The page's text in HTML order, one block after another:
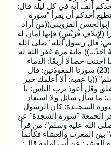
ألف آية في كل ليلة قال:
أحدكم أن يقرأ "سورة
قال ابوالحسن القزوينى((من أراد
قُرَيْشٍ) فإنها أمان له
الإخلاص: قال رسول الله "صلى الله
مائة مرة غفر الله له
خصالًا أربعًا: الدماء
والأموال والفروج والأشربة)). (23) سورتا المعوذتين: قال
((يا عقبة: ألا أعلمك خير
وقل أعوذ برب الناس: يا
ما سأل سائل ولا استعاذ
(24). فضل سورة السجــدة: كان الرسول
الجمعة "سورة السجدة" عن
الله عليه وسلم": من قرأ
المغرب والعشاء فكأنما
فضل سورة الحشر: عن أبي إمامة قال: